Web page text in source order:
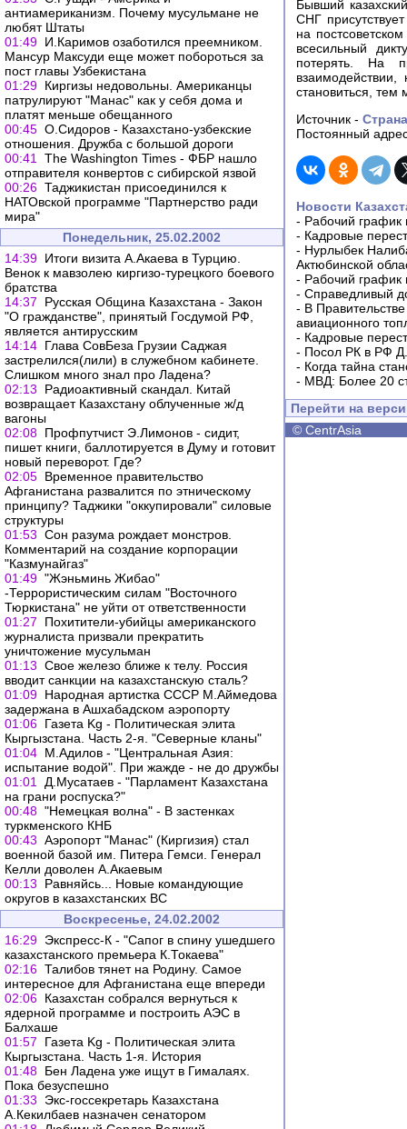
антиамериканизм. Почему мусульмане не
любят Штаты
01:49 И.Каримов озаботился преемником.
Мансур Максуди еще может побороться за
пост главы Узбекистана
01:29 Киргизы недовольны. Американцы
патрулируют "Манас" как у себя дома и
платят меньше обещанного
00:45 О.Сидоров - Казахстано-узбекские
отношения. Дружба с большой дороги
00:41
The Washington Times - ФБР нашло
отправителя конвертов с сибирской язвой
00:26 Таджикистан присоединился к
НАТОвской программе "Партнерство ради
мира"
Понедельник, 25.02.2002
14:39 Итоги визита А.Акаева в Турцию.
Венок к мавзолею киргизо-турецкого боевого
братства
14:37
Русская Община Казахстана - Закон
"О гражданстве", принятый Госдумой РФ,
является антирусским
14:14 Глава СовБеза Грузии Саджая
застрелился(лили) в служебном кабинете.
Слишком много знал про Ладена?
02:13
Радиоактивный скандал. Китай
возвращает Казахстану облученные ж/д
вагоны
02:08 Профпутчист Э.Лимонов - сидит,
пишет книги, баллотируется в Думу и готовит
новый переворот. Где?
02:05 Временное правительство
Афганистана развалится по этническому
принципу? Таджики "оккупировали" силовые
структуры
01:53 Сон разума рождает монстров.
Комментарий на создание корпорации
"Казмунайгаз"
01:49 "Жэньминь Жибао"
-Террористическим силам "Восточного
Тюркистана" не уйти от ответственности
01:27
Похитители-убийцы американского
журналиста призвали прекратить
уничтожение мусульман
01:13 Свое железо ближе к телу. Россия
вводит санкции на казахстанскую сталь?
01:09 Народная артистка СССР М.Аймедова
задержана в Ашхабадском аэропорту
01:06 Газета Kg - Политическая элита
Кыргызстана. Часть 2-я. "Северные кланы"
01:04 М.Адилов - "Центральная Азия:
испытание водой". При жажде - не до дружбы
01:01
Д.Мусатаев - "Парламент Казахстана
на грани роспуска?"
00:48 "Немецкая волна" - В застенках
туркменского КНБ
00:43 Аэропорт "Манас" (Киргизия) стал
военной базой им. Питера Гемси. Генерал
Келли доволен А.Акаевым
00:13
Равняйсь... Новые командующие
округов в казахстанских ВС
Воскресенье, 24.02.2002
16:29 Экспресс-К - "Сапог в спину ушедшего
казахстанского премьера К.Токаева"
02:16 Талибов тянет на Родину. Самое
интересное для Афганистана еще впереди
02:06 Казахстан собрался вернуться к
ядерной программе и построить АЭС в
Балхаше
01:57
Газета Kg - Политическая элита
Кыргызстана. Часть 1-я. История
01:48 Бен Ладена уже ищут в Гималаях.
Пока безуспешно
01:33
Экс-госсекретарь Казахстана
А.Кекилбаев назначен сенатором
Бывший
СНГ
на
всесильный
потерять. На
становиться, тем
Источник -
Постоянный
Новости
- Рабочий график
- Кадровые
- Нурлыбек
Актюбинской
- Рабочий график
- Справедливый
- В
авиационного
- Кадровые
- Посол РК в РФ
- Когда тайна
- МВД: Более 20
Перейти на
© CentrAsia